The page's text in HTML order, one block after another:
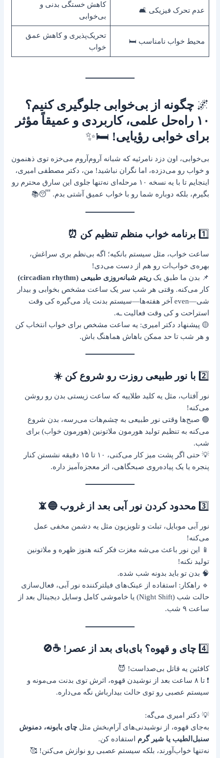
عدم تحرک فیزیکی 🛋️
کاهش خستگی بدنی و
بی‌خوابی
محیط خواب نامناسب 🛏️
تحریک‌پذیری و کاهش عمق
خواب
🌌چگونه از بی‌خوابی جلوگیری کنیم؟
۱۰ راه‌حل علمی، کاربردی و عمیقاً مؤثر
برای خوابی رؤیایی! 🛏️✨
بی‌خوابی، اون دزد نامرئیه که شبانه آروم‌آروم می‌خزه توی ذهنمون
و خواب رو می‌دزده، اما نگران نباشید! من، دکتر مصطفی امیری،
اینجایم تا با یه نسخه ۱۰ مرحله‌ای نه‌تنها جلوی این سارق محترم رو
بگیرم، بلکه دوباره شما رو با خواب عمیق آشتی بدم. 😴📚
1️⃣ برنامه خواب منظم تنظیم کن ⏰
ساعت خواب، مثل سیستم بانکیه؛ اگه بی‌نظم بری سراغش،
بهره‌ی خواب‌ات رو هم از دست می‌دی!
📌 بدن ما طبق یکریتم شبانه‌روزی طبیعی (circadian rhythm)
کار می‌کنه. وقتی هر شب سر یک ساعت مشخص بخوابی و بیدار
شی—even آخر هفته‌ها—سیستم بدنت یاد می‌گیره کی وقت
استراحت و کی وقت فعالیت ـه.
🟡 پیشنهاد دکتر امیری: یه ساعت مشخص برای خواب انتخاب کن
و هر شب تا حد ممکن باهاش هماهنگ باش.
2️⃣ با نور طبیعی روزت رو شروع کن ☀️
نور آفتاب، مثل یه کلید طلاییه که ساعت زیستی بدن رو روشن
می‌کنه!
🟢 صبح‌ها وقتی نور طبیعی به چشم‌هات می‌رسه، بدن شروع
می‌کنه به تنظیم تولید هورمون ملاتونین (هورمون خواب) برای
شب.
💡 حتی اگر پشت میز کار می‌کنی، ۱۰ تا ۱۵ دقیقه نشستن کنار
پنجره یا یک پیاده‌روی صبحگاهی، اثر معجزه‌آمیز داره.
3️⃣ محدود کردن نور آبی بعد از غروب 🔵📵
نور آبی موبایل، تبلت و تلویزیون مثل یه دشمن مخفی عمل
می‌کنه!
📱 این نور باعث می‌شه مغزت فکر کنه هنوز ظهره و ملاتونین
تولید نکنه!
🧠 بدن تو باید بدونه شب شده.
🔹 راهکار: استفاده از عینک‌های فیلترکننده نور آبی، فعال‌سازی
حالت شب (Night Shift) یا خاموشی کامل وسایل دیجیتال بعد از
ساعت ۹ شب.
4️⃣ چای و قهوه؟ بای‌بای بعد از عصر! ☕🚫
کافئین یه قاتل بی‌صداست! 😈
❗ تا ۸ ساعت بعد از نوشیدن قهوه، اثرش توی بدنت می‌مونه و
سیستم عصبی رو توی حالت بیدارباش نگه می‌داره.
💡 دکتر امیری می‌گه:
به‌جای قهوه، از نوشیدنی‌های آرام‌بخش مثلچای بابونه، دمنوش
سنبل‌الطیب یا شیر گرم استفاده کن.
نه‌تنها خواب‌آورند، بلکه سیستم عصبی رو نوازش می‌کنن! 🥰